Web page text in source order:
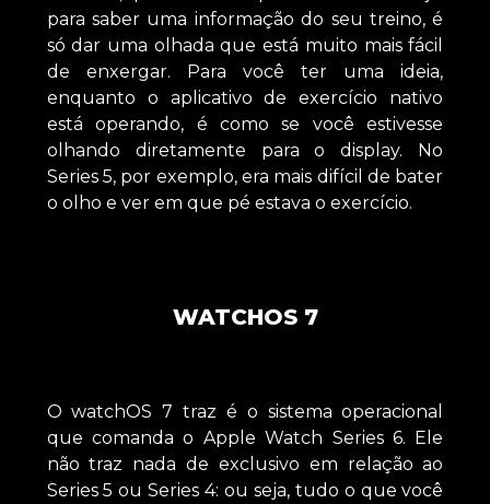
para saber uma informação do seu treino, é
só dar uma olhada que está muito mais fácil
de enxergar. Para você ter uma ideia,
enquanto o aplicativo de exercício nativo
está operando, é como se você estivesse
olhando diretamente para o display. No
Series 5, por exemplo, era mais difícil de bater
o olho e ver em que pé estava o exercício.
WATCHOS 7
O watchOS 7 traz é o sistema operacional
que comanda o Apple Watch Series 6. Ele
não traz nada de exclusivo em relação ao
Series 5 ou Series 4: ou seja, tudo o que você